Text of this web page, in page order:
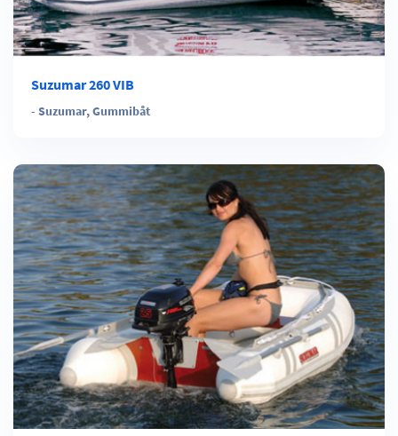
Suzumar 260 VIB
- Suzumar,Gummibåt